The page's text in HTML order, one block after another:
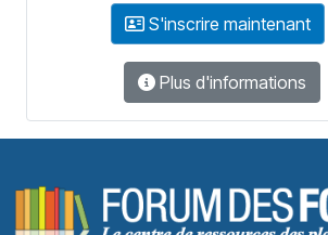
S'inscrire maintenant
Plus d'informations